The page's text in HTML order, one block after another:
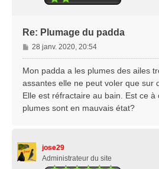
Re: Plumage du padda
M
e
s
g
e
28 janv. 2020, 20:54
Mon padda a les plumes des ailes
assantes elle ne peut voler que sur
Elle est réfractaire au bain. Est ce
plumes sont en mauvais état?
jose29
Administrateur du site